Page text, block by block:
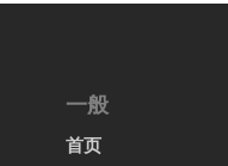
一般
首页